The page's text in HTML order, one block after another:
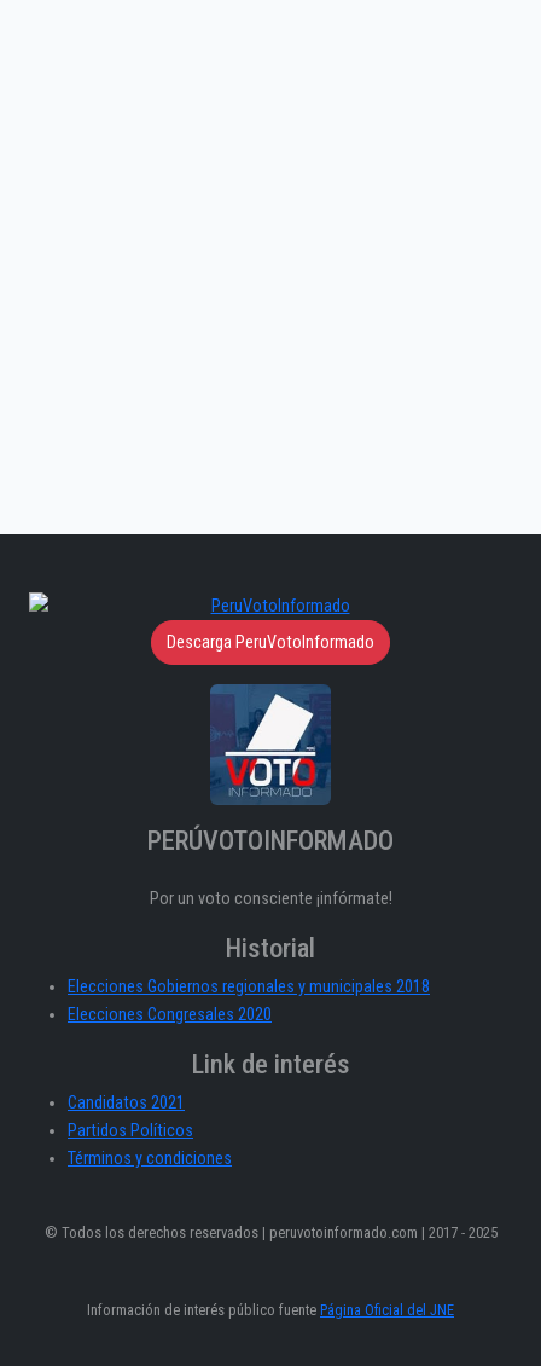
Descarga PeruVotoInformado
PERÚVOTOINFORMADO
Por un voto consciente ¡infórmate!
Historial
Elecciones Gobiernos regionales y municipales 2018
Elecciones Congresales 2020
Link de interés
Candidatos 2021
Partidos Políticos
Términos y condiciones
© Todos los derechos reservados | peruvotoinformado.com | 2017 - 2025
Información de interés público fuente Página Oficial del JNE